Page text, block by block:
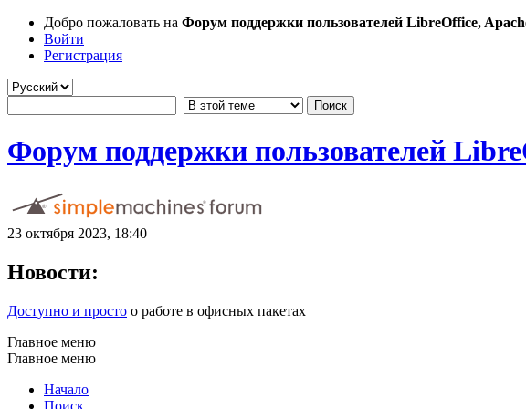
Добро пожаловать на Форум поддержки пользователей LibreOffice,
Войти
Регистрация
Форум поддержки пользователей
23 октября 2023, 18:40
Новости:
Доступно и просто о работе в офисных пакетах
Главное меню
Главное меню
Начало
Поиск